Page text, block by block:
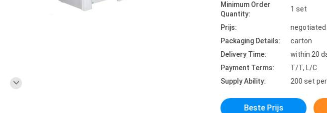
Minimum Order
Quantity:
1 set
Prijs:
negotiated
Packaging Details:
carton
Delivery Time:
within 20
Payment Terms:
T/T, L/C
Supply Ability:
200 set
Beste Prijs